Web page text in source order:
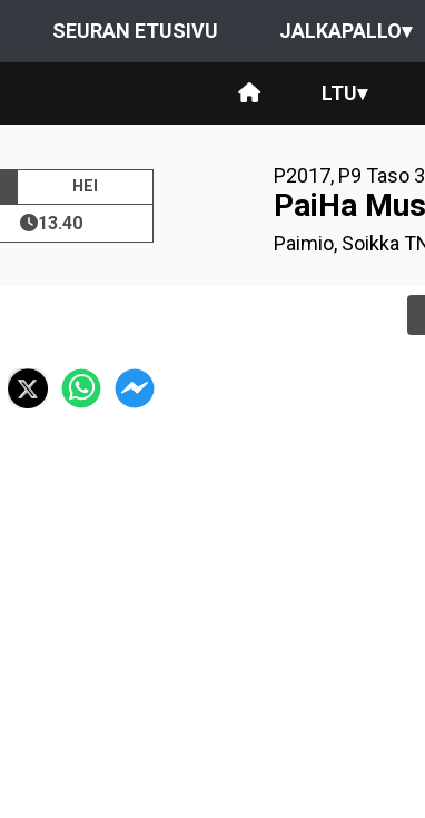
SEURAN ETUSIVU JALKAPALLO▾
LTU▾
HEI
13.40
P2017, P9 Taso 3
PaiHa
Paimio, Soikka